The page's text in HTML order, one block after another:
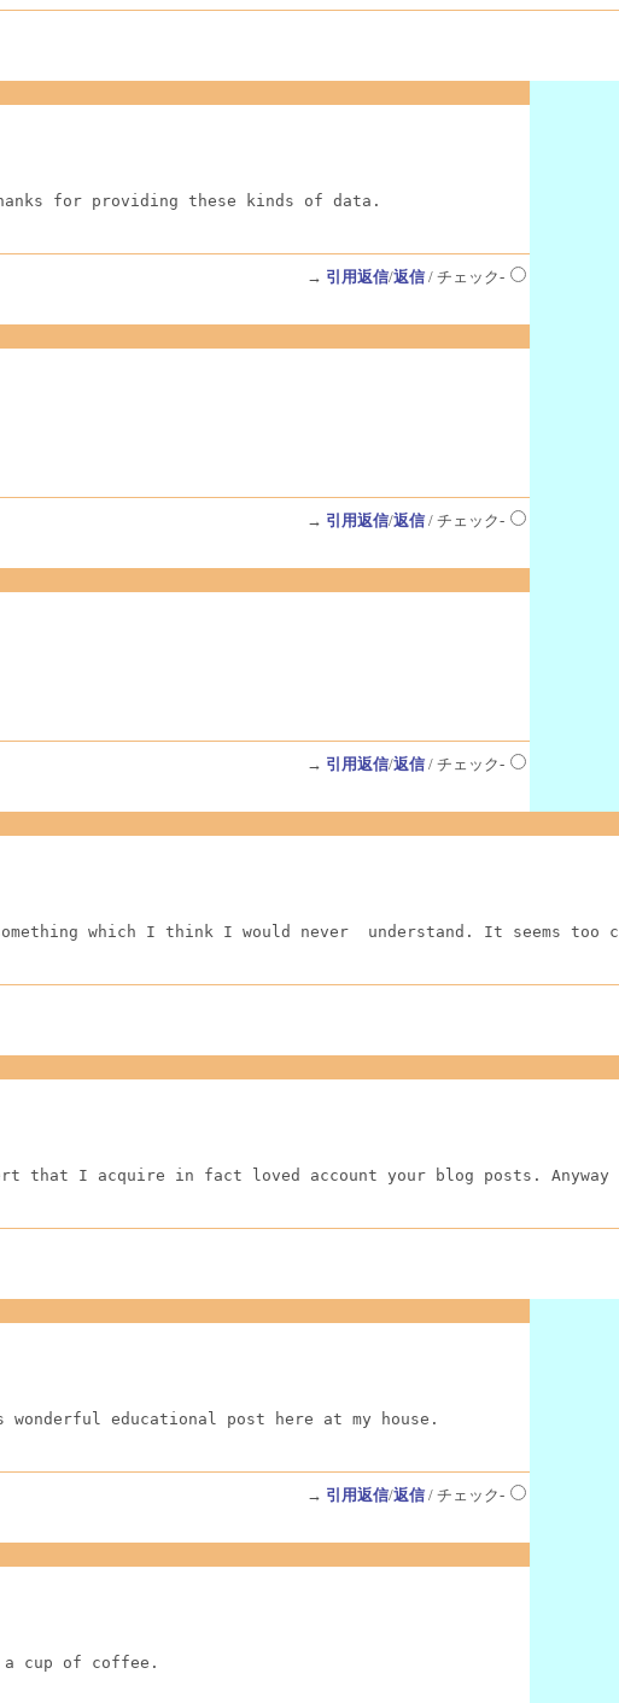
for providing these kinds of data.
→ 引用返信/返信/ チェック-
→ 引用返信/返信/ チェック-
→ 引用返信/返信/ チェック-
which I think I would never  understand. It seems
that I acquire in fact loved account your blog posts.
educational post here at my house.
→ 引用返信/返信/ チェック-
cup of coffee.